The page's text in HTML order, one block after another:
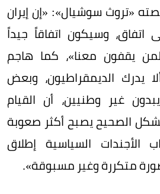
«تروث سوشيال»: «إن إيران
اتفاق، وسيكون اتفاقاً جيداً
يقفون معنا»، كما هاجم
يدرك الديمقراطيون، وبعض
غير وطنيين، أن القيام
الصحيح يصبح أكثر صعوبة
الأجندات السياسية إطلاق
متكررة وغير مسبوقة».